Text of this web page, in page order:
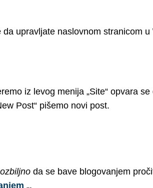
upravljate naslovnom stranicom
iz levog menija „Site“ opvara
Post“ pišemo novi post.
ozbiljnoda se bave blogovanjem
„.